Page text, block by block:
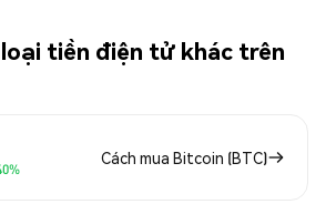
loại tiền điện tử khác trên
Cách mua Bitcoin (BTC)